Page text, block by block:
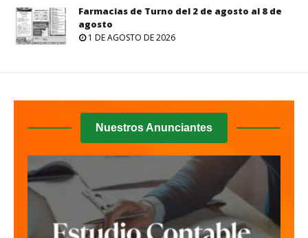
Farmacias de Turno del 2 de agosto al 8 de
agosto
1 DE AGOSTO DE 2026
Nuestros Anunciantes